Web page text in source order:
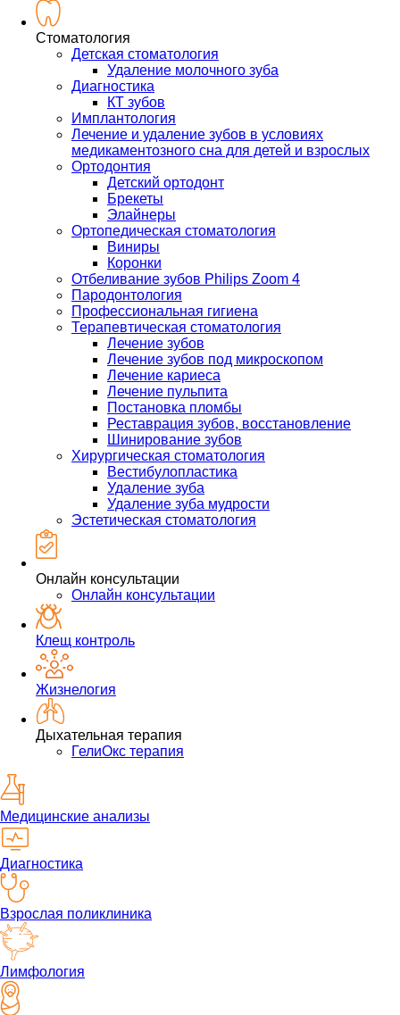
Стоматология
Детская стоматология
Удаление молочного зуба
Диагностика
КТ зубов
Имплантология
Лечение и удаление зубов в условиях
медикаментозного сна для детей и взрослых
Ортодонтия
Детский ортодонт
Брекеты
Элайнеры
Ортопедическая стоматология
Виниры
Коронки
Отбеливание зубов Philips Zoom 4
Пародонтология
Профессиональная гигиена
Терапевтическая стоматология
Лечение зубов
Лечение зубов под микроскопом
Лечение кариеса
Лечение пульпита
Постановка пломбы
Реставрация зубов, восстановление
Шинирование зубов
Хирургическая стоматология
Вестибулопластика
Удаление зуба
Удаление зуба мудрости
Эстетическая стоматология
Онлайн консультации
Онлайн консультации
Клещ контроль
Жизнелогия
Дыхательная терапия
ГелиОкс терапия
Медицинские анализы
Диагностика
Взрослая поликлиника
Лимфология